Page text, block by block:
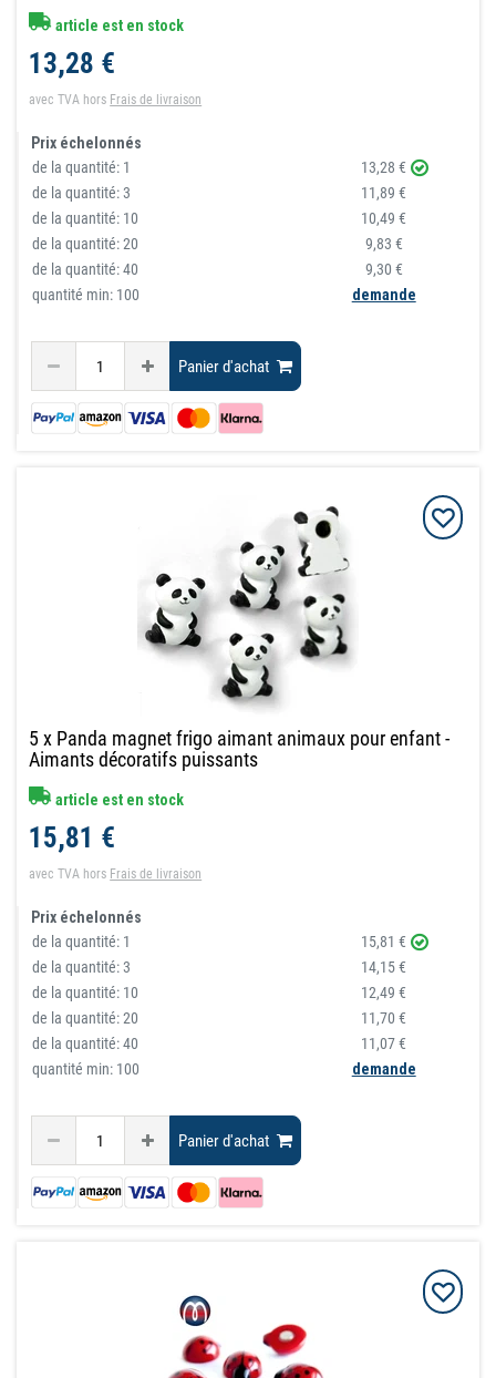
article est en stock
13,28 €
avec TVA hors Frais de livraison
Prix échelonnés
de la quantité: 1
13,28 €
de la quantité:3
11,89 €
de la quantité: 10
10,49 €
de la quantité:20
9,83 €
de la quantité:40
9,30 €
quantité min: 100
demande
Panier d'achat
5 x Panda magnet frigo aimant animaux pour enfant -
Aimants décoratifs puissants
article est en stock
15,81 €
avec TVA hors Frais de livraison
Prix échelonnés
de la quantité: 1
15,81 €
de la quantité:3
14,15 €
de la quantité: 10
12,49 €
de la quantité:20
11,70 €
de la quantité:40
11,07 €
quantité min: 100
demande
Panier d'achat